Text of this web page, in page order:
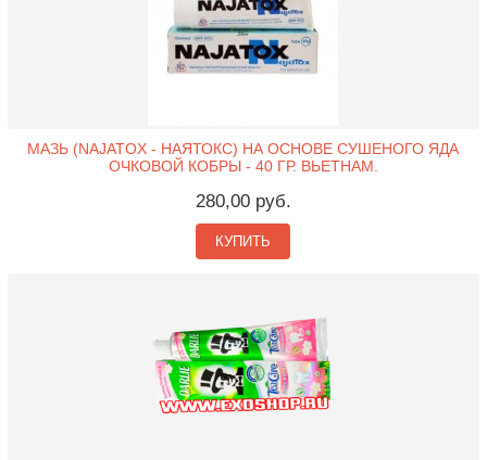
МАЗЬ (NAJATOX - НАЯТОКС) НА ОСНОВЕ СУШЕНОГО ЯДА
ОЧКОВОЙ КОБРЫ - 40 ГР. ВЬЕТНАМ.
280,00 руб.
КУПИТЬ